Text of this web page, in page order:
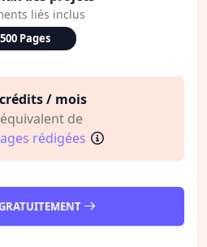
liés inclus
500 Pages
/ mois
de
rédigées